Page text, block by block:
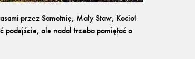
przez Samotnię, Mały Staw, Kocioł
podejście, ale nadal trzeba pamiętać o